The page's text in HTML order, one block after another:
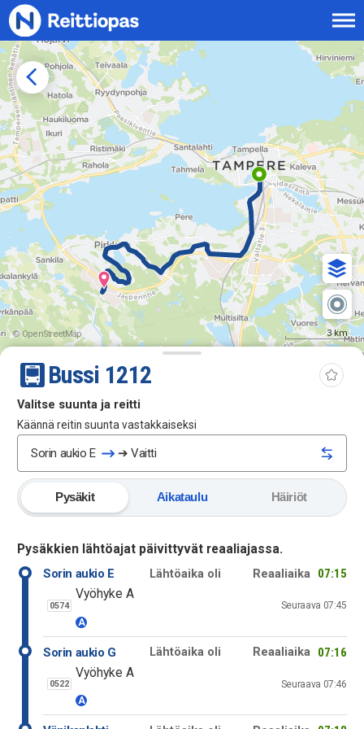
Siirry sisältöön
© OpenStreetMap 3 km
Bussi 1212
Valitse suunta ja reitti
Käännä reitin suunta vastakkaiseksi
Sorin aukio E ➔ Vaitti
Pysäkit Aikataulu Häiriöt
Pysäkkien lähtöajat päivittyvät reaaliajassa.
Sorin aukio E Lähtöaika oli Reaaliaika 07:15
0574
Vyöhyke A
A
Seuraava 07:45
Sorin aukio G Lähtöaika oli Reaaliaika 07:16
0522
Vyöhyke A
A
Seuraava 07:46